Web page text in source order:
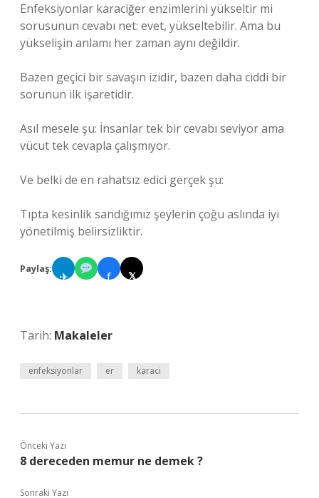
Enfeksiyonlar karaciğer enzimlerini yükseltir mi
sorusunun cevabı net: evet, yükseltebilir. Ama bu
yükselişin anlamı her zaman aynı değildir.
Bazen geçici bir savaşın izidir, bazen daha ciddi bir
sorunun ilk işaretidir.
Asıl mesele şu: İnsanlar tek bir cevabı seviyor ama
vücut tek cevapla çalışmıyor.
Ve belki de en rahatsız edici gerçek şu:
Tıpta kesinlik sandığımız şeylerin çoğu aslında iyi
yönetilmiş belirsizliktir.
Paylaş:
✈ f 𝕏
Tarih: Makaleler
enfeksiyonlar er karaci
Önceki Yazı
8 dereceden memur ne demek ?
Sonraki Yazı